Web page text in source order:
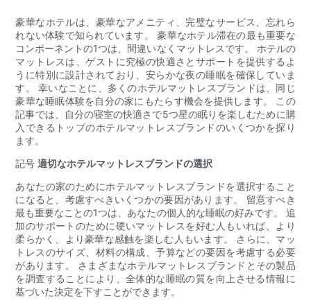
豪華なホテルは、豪華なアメニティ、完璧なサービス、忘れら
れない体験で知られています。 豪華なホテル滞在の最も重要な
コンポーネントの1つは、間違いなくマットレスです。 ホテルの
マットレスは、ゲストに究極の快適さとサポートを提供するよ
うに特別に設計されており、安らかな夜の睡眠を確保していま
す。 幸いなことに、多くのホテルマットレスブランドは、同じ
豪華な睡眠体験を自分の家にもたらす機会を提供します。 この
記事では、自分の寝室の快適さで5つ星の眠りを楽しむために購
入できるトップのホテルマットレスブランドのいくつかを探り
ます。
記号適切なホテルマットレスブランドの選択
あなたの家のためにホテルマットレスブランドを選択すること
になると、考慮すべきいくつかの要因があります。 留意すべき
最も重要なことの1つは、あなたの個人的な睡眠の好みです。 追
加のサポートのために硬いマットレスを好む人もいれば、より
柔らかく、より豪華な感触を楽しむ人もいます。 さらに、マッ
トレスのサイズ、材料の構成、予算などの要因を考慮する必要
があります。 さまざまなホテルマットレスブランドとその製品
を調査することにより、全体的な睡眠の質を向上させる情報に
基づいた決定を下すことができます。